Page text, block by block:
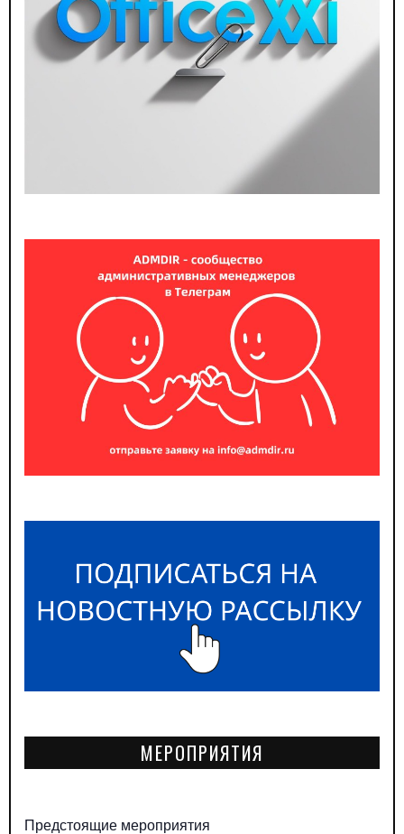
МЕРОПРИЯТИЯ
Предстоящие мероприятия